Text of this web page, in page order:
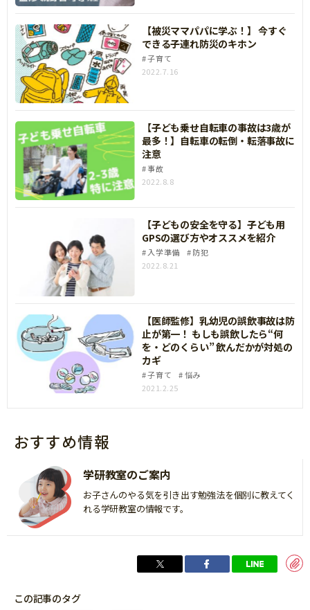
【被災ママパパに学ぶ！】 今すぐ
できる子連れ防災のキホン
子育て
2022.7.16
【子ども乗せ自転車の事故は3歳が
最多！】自転車の転倒・転落事故に
注意
事故
2022.8.8
【子どもの安全を守る】子ども用
GPSの選び方やオススメを紹介
入学準備
防犯
2022.8.21
【医師監修】乳幼児の誤飲事故は防
止が第一！ もしも誤飲したら“何
を・どのくらい” 飲んだかが対処の
カギ
子育て
悩み
2021.2.25
おすすめ情報
学研教室のご案内
お子さんのやる気を引き出す勉強法を個別に教えてく
れる学研教室の情報です。
この記事のタグ